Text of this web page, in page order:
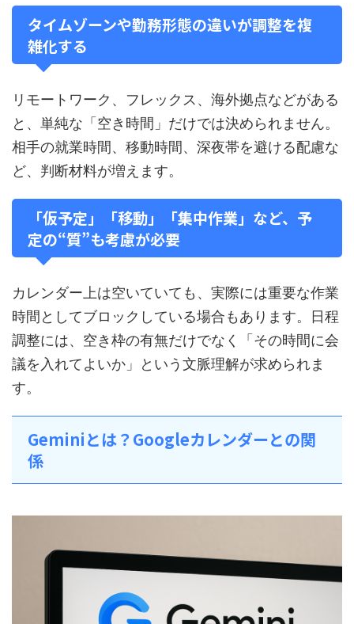
タイムゾーンや勤務形態の違いが調整を複
雑化する
リモートワーク、フレックス、海外拠点などがある
と、単純な「空き時間」だけでは決められません。
相手の就業時間、移動時間、深夜帯を避ける配慮な
ど、判断材料が増えます。
「仮予定」「移動」「集中作業」など、予
定の“質”も考慮が必要
カレンダー上は空いていても、実際には重要な作業
時間としてブロックしている場合もあります。日程
調整には、空き枠の有無だけでなく「その時間に会
議を入れてよいか」という文脈理解が求められま
す。
Geminiとは？Googleカレンダーとの関
係